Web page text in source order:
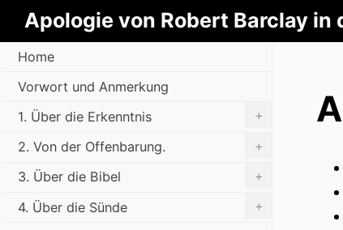
Apologie von Robert Barclay in
Home
Vorwort und Anmerkung
1. Über die Erkenntnis
+
2. Von der Offenbarung.
+
3. Über die Bibel
+
4. Über die Sünde
+